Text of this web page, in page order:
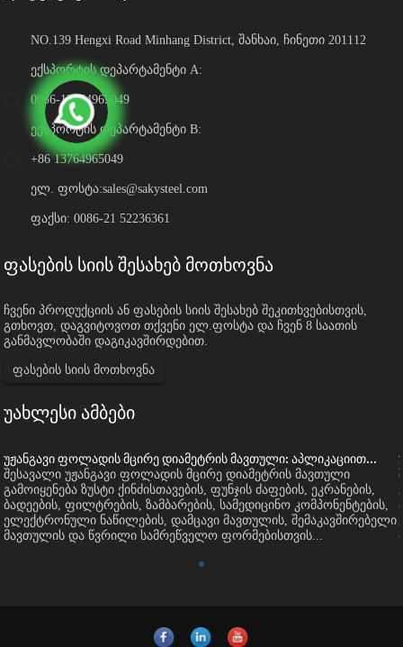
NO.139 Hengxi Road Minhang District, შანხაი, ჩინეთი 201112
ექსპორტის დეპარტამენტი A:
0086-13764965049
ექსპორტის დეპარტამენტი B:
+86 13764965049
ელ. ფოსტა:sales@sakysteel.com
ფაქსი: 0086-21 52236361
ფასების სიის შესახებ მოთხოვნა
ჩვენი პროდუქციის ან ფასების სიის შესახებ შეკითხვებისთვის,
გთხოვთ, დაგვიტოვოთ თქვენი ელ.ფოსტა და ჩვენ 8 საათის
განმავლობაში დაგიკავშირდებით.
ფასების სიის მოთხოვნა
უახლესი ამბები
უჟანგავი ფოლადის მცირე დიამეტრის მავთული: აპლიკაციით...
შესავალი უჟანგავი ფოლადის მცირე დიამეტრის მავთული
გამოიყენება ზუსტი ქინძისთავების, ფუნჯის ძაფების, ეკრანების,
ბადეების, ფილტრების, ზამბარების, სამედიცინო კომპონენტების,
ელექტრონული ნაწილების, დამცავი მავთულის, შემაკავშირებელი
მავთულის და წვრილი სამრეწველო ფორმებისთვის...